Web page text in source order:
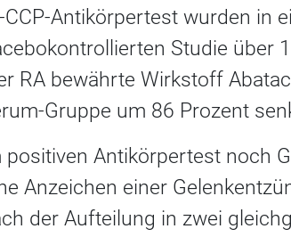
Antikörpertest wurden in
Studie über
RA bewährte Wirkstoff
Gruppe um 86 Prozent
Antikörpertest noch
Anzeichen einer
der Aufteilung in zwei